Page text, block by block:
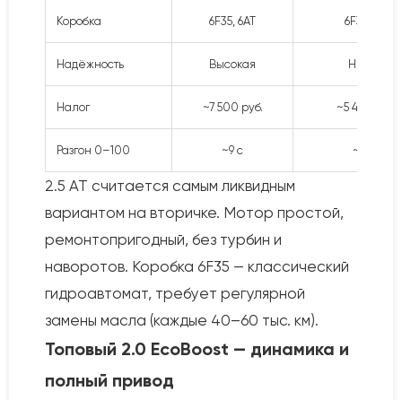
Коробка 6F35, 6AT 6F35, 6AT
Надёжность Высокая Низкая
Налог ~7 500 руб. ~5 400 руб.
Разгон 0–100 ~9 с ~8.5 с
2.5 AT считается самым ликвидным
вариантом на вторичке. Мотор простой,
ремонтопригодный, без турбин и
наворотов. Коробка 6F35 — классический
гидроавтомат, требует регулярной
замены масла (каждые 40–60 тыс. км).
Топовый 2.0 EcoBoost — динамика и
полный привод